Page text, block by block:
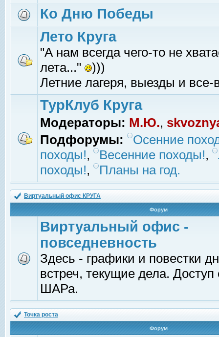
Ко Дню Победы
Лето Круга
"А нам всегда чего-то не
лета..."
)))
Летние лагеря, выезды и все-
ТурКлуб Круга
Модераторы: М.Ю.,
Подфорумы:
Осенние
походы!, Весенние походы!,
походы!, Планы на год.
Виртуальный офис КРУГА
Форум
Виртуальный офис -
повседневность
Здесь - графики и повестки
встреч, текущие дела.
ШАРа.
Точка роста
Форум